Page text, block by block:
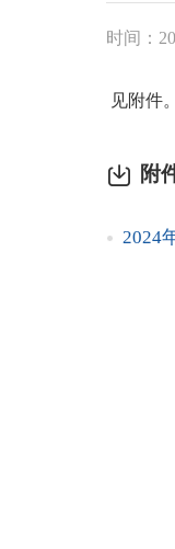
时间：
见附件。
附
2024